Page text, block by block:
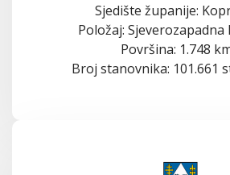
Sjedište županije:
Položaj: Sjeverozapadna
Površina: 1.748
Broj stanovnika: 101.661